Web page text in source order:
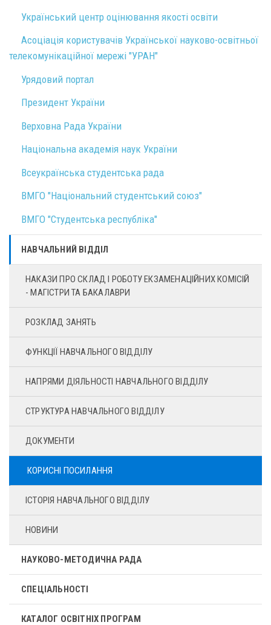
Український центр оцінювання якості освіти
Асоціація користувачів Української науково-освітньої
телекомунікаційної мережі "УРАН"
Урядовий портал
Президент України
Верховна Рада України
Національна академія наук України
Всеукраїнська студентська рада
ВМГО "Національний студентський союз"
ВМГО "Студентська республіка"
НАВЧАЛЬНИЙ ВІДДІЛ
НАКАЗИ ПРО СКЛАД І РОБОТУ ЕКЗАМЕНАЦІЙНИХ КОМІСІЙ
- МАГІСТРИ ТА БАКАЛАВРИ
РОЗКЛАД ЗАНЯТЬ
ФУНКЦІЇ НАВЧАЛЬНОГО ВІДДІЛУ
НАПРЯМИ ДІЯЛЬНОСТІ НАВЧАЛЬНОГО ВІДДІЛУ
СТРУКТУРА НАВЧАЛЬНОГО ВІДДІЛУ
ДОКУМЕНТИ
КОРИСНІ ПОСИЛАННЯ
ІСТОРІЯ НАВЧАЛЬНОГО ВІДДІЛУ
НОВИНИ
НАУКОВО-МЕТОДИЧНА РАДА
СПЕЦІАЛЬНОСТІ
КАТАЛОГ ОСВІТНІХ ПРОГРАМ